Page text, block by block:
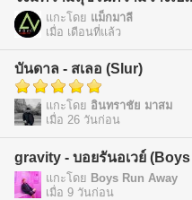
แกะโดย แม็กมาลี
เมื่อ เดือนที่แล้ว
บันดาล - สเลอ (Slur)
แกะโดย อินทราชัย มาสม
เมื่อ 26 วันก่อน
gravity - บอยรันอเวย์
แกะโดย Boys Run Away
เมื่อ 9 วันก่อน